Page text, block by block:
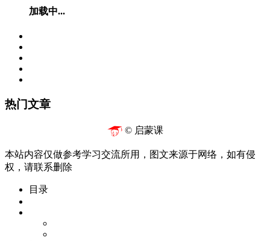
加载中...
热门文章
© 启蒙课
本站内容仅做参考学习交流所用，图文来源于网络，如有侵
权，请联系删除
目录